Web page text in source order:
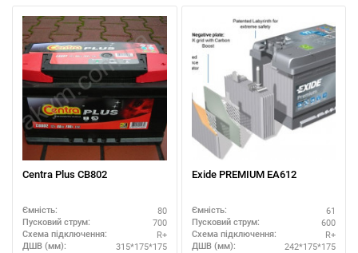
Centra Plus CB802
Ємність: 80
Пусковий струм: 700
Схема підключення: R+
ДШВ (мм): 315*175*175
Exide PREMIUM EA612
Ємність: 61
Пусковий струм: 600
Схема підключення: R+
ДШВ (мм): 242*175*175